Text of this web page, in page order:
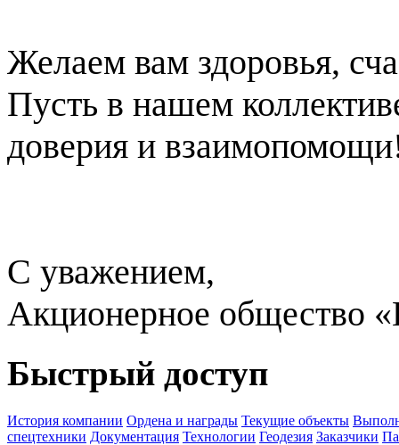
Желаем вам здоровья,
Пусть в нашем
доверия и
С уважением,
Акционерное общество
Быстрый доступ
История компании Ордена и награды Текущие объекты
спецтехники Документация Технологии Геодезия Заказчики